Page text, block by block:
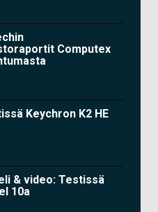
Computex
Keychron K2 HE
& video: Testissä
10a